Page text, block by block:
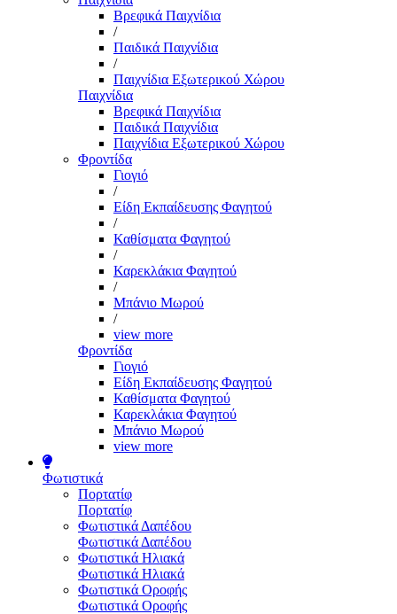
Βρεφικά Παιχνίδια
/
Παιδικά Παιχνίδια
/
Παιχνίδια Εξωτερικού Χώρου
Παιχνίδια
Βρεφικά Παιχνίδια
Παιδικά Παιχνίδια
Παιχνίδια Εξωτερικού Χώρου
Φροντίδα
Γιογιό
/
Είδη Εκπαίδευσης Φαγητού
/
Καθίσματα Φαγητού
/
Καρεκλάκια Φαγητού
/
Μπάνιο Μωρού
/
view more
Φροντίδα
Γιογιό
Είδη Εκπαίδευσης Φαγητού
Καθίσματα Φαγητού
Καρεκλάκια Φαγητού
Μπάνιο Μωρού
view more
Φωτιστικά
Πορτατίφ
Πορτατίφ
Φωτιστικά Δαπέδου
Φωτιστικά Δαπέδου
Φωτιστικά Ηλιακά
Φωτιστικά Ηλιακά
Φωτιστικά Οροφής
Φωτιστικά Οροφής